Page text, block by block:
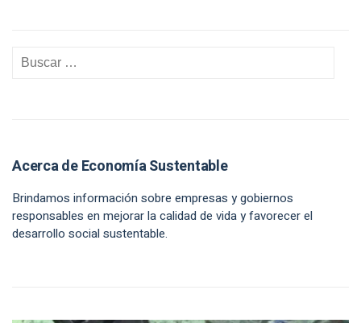
Acerca de Economía Sustentable
Brindamos información sobre empresas y gobiernos
responsables en mejorar la calidad de vida y favorecer el
desarrollo social sustentable.